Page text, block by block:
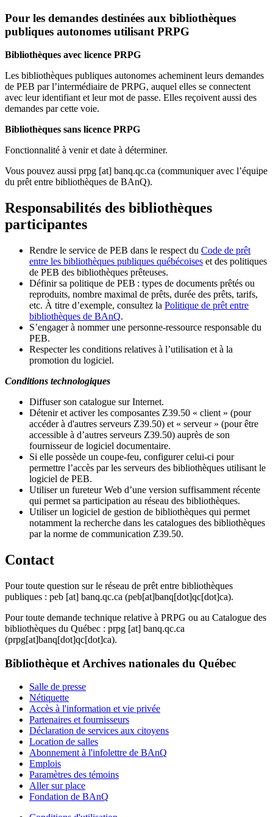
Pour les demandes destinées aux bibliothèques
publiques autonomes utilisant PRPG
Bibliothèques avec licence PRPG
Les bibliothèques publiques autonomes acheminent leurs demandes
de PEB par l’intermédiaire de PRPG, auquel elles se connectent
avec leur identifiant et leur mot de passe. Elles reçoivent aussi des
demandes par cette voie.
Bibliothèques sans licence PRPG
Fonctionnalité à venir et date à déterminer.
Vous pouvez aussi prpg [at] banq.qc.ca (communiquer avec l’équipe
du prêt entre bibliothèques de BAnQ).
Responsabilités des bibliothèques
participantes
Rendre le service de PEB dans le respect du Code de prêt
entre les bibliothèques publiques québécoises et des politiques
de PEB des bibliothèques prêteuses.
Définir sa politique de PEB : types de documents prêtés ou
reproduits, nombre maximal de prêts, durée des prêts, tarifs,
etc. À titre d’exemple, consultez la Politique de prêt entre
bibliothèques de BAnQ.
S’engager à nommer une personne-ressource responsable du
PEB.
Respecter les conditions relatives à l’utilisation et à la
promotion du logiciel.
Conditions technologiques
Diffuser son catalogue sur Internet.
Détenir et activer les composantes Z39.50 « client » (pour
accéder à d'autres serveurs Z39.50) et « serveur » (pour être
accessible à d’autres serveurs Z39.50) auprès de son
fournisseur de logiciel documentaire.
Si elle possède un coupe-feu, configurer celui-ci pour
permettre l’accès par les serveurs des bibliothèques utilisant le
logiciel de PEB.
Utiliser un fureteur Web d’une version suffisamment récente
qui permet sa participation au réseau des bibliothèques.
Utiliser un logiciel de gestion de bibliothèques qui permet
notamment la recherche dans les catalogues des bibliothèques
par la norme de communication Z39.50.
Contact
Pour toute question sur le réseau de prêt entre bibliothèques
publiques : peb [at] banq.qc.ca (peb[at]banq[dot]qc[dot]ca).
Pour toute demande technique relative à PRPG ou au Catalogue des
bibliothèques du Québec : prpg [at] banq.qc.ca
(prpg[at]banq[dot]qc[dot]ca).
Bibliothèque et Archives nationales du Québec
Salle de presse
Nétiquette
Accès à l'information et vie privée
Partenaires et fournisseurs
Déclaration de services aux citoyens
Location de salles
Abonnement à l'infolettre de BAnQ
Emplois
Paramètres des témoins
Aller sur place
Fondation de BAnQ